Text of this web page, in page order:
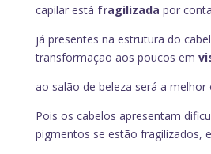
capilar está fragilizada por
já presentes na estrutura do
transformação aos poucos em
ao salão de beleza será a melhor
Pois os cabelos apresentam
pigmentos se estão fragilizados,